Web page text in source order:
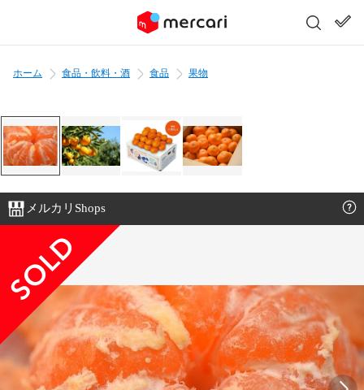
ホーム 食品・飲料・酒 食品 果物
メルカリShops